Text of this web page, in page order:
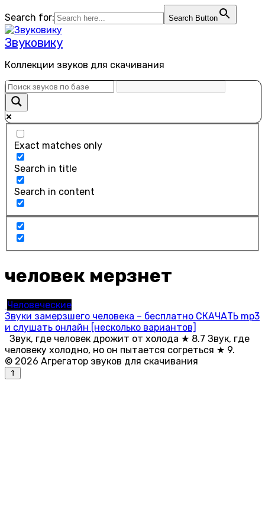
к
содержанию
Search for: Search Button
Звуковику
Коллекции звуков для скачивания
Exact matches only
Search in title
Search in content
человек мерзнет
Человеческие
Звуки замерзшего человека – бесплатно СКАЧАТЬ mp3
и слушать онлайн [несколько вариантов]
Звук, где человек дрожит от холода ★ 8.7 Звук, где
человеку холодно, но он пытается согреться ★ 9.
© 2026 Агрегатор звуков для скачивания